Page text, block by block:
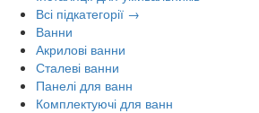
Всі підкатегорії →
Ванни
Акрилові ванни
Сталеві ванни
Панелі для ванн
Комплектуючі для ванн